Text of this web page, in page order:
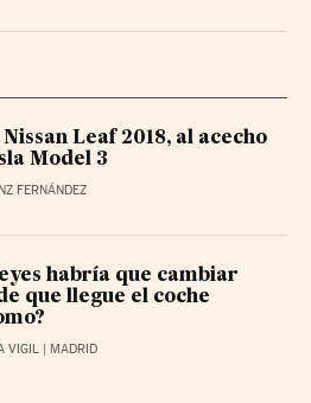
en Twitter
Leaf 2018, al acecho
Model 3
FERNÁNDEZ
habría que cambiar
que llegue el coche
VIGIL | MADRID